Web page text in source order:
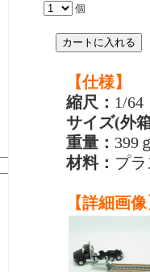
個
【仕様】
縮尺： 1/64
サイズ(外
重量： 399
材料： プ
【詳細画